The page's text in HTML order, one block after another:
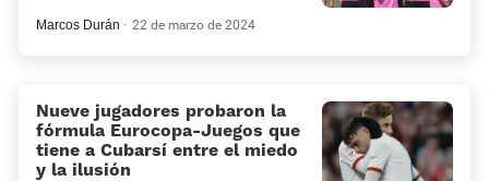
Marcos Durán 22 de marzo de 2024
Nueve jugadores probaron la
fórmula Eurocopa-Juegos que
tiene a Cubarsí entre el miedo
y la ilusión